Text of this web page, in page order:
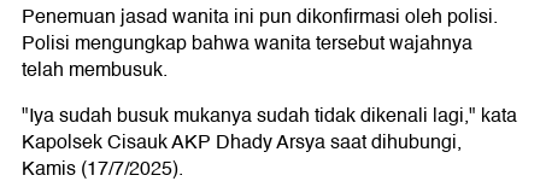
Penemuan jasad wanita ini pun dikonfirmasi oleh polisi.
Polisi mengungkap bahwa wanita tersebut wajahnya
telah membusuk.
"Iya sudah busuk mukanya sudah tidak dikenali lagi," kata
Kapolsek Cisauk AKP Dhady Arsya saat dihubungi,
Kamis (17/7/2025).